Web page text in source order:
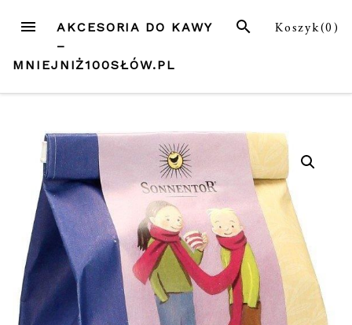
treści
MENU Koszyk(0)
SZUKAJ
AKCESORIA DO KAWY
–
MNIEJNIŻ100SŁÓW.PL